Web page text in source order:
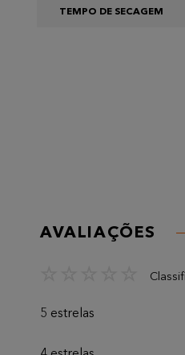
TEMPO DE SECAGEM
AVALIAÇÕES
5 estrelas